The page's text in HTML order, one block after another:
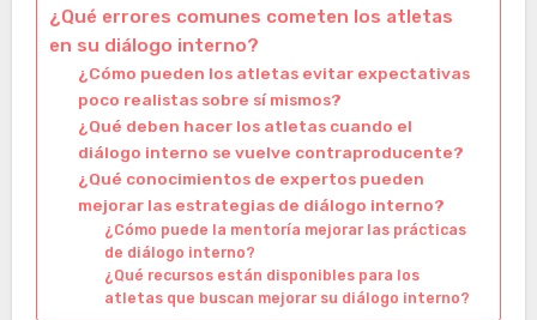
¿Qué errores comunes cometen los atletas
en su diálogo interno?
¿Cómo pueden los atletas evitar expectativas
poco realistas sobre sí mismos?
¿Qué deben hacer los atletas cuando el
diálogo interno se vuelve contraproducente?
¿Qué conocimientos de expertos pueden
mejorar las estrategias de diálogo interno?
¿Cómo puede la mentoría mejorar las prácticas
de diálogo interno?
¿Qué recursos están disponibles para los
atletas que buscan mejorar su diálogo interno?